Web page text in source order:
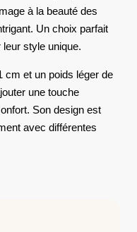
à la beauté des
Un choix parfait
style unique.
cm et un poids léger de
une touche
Son design est
avec différentes